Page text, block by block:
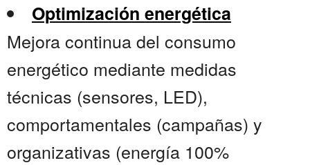
Optimización energética
Mejora continua del consumo
energético mediante medidas
técnicas (sensores, LED),
comportamentales (campañas) y
organizativas (energía 100%